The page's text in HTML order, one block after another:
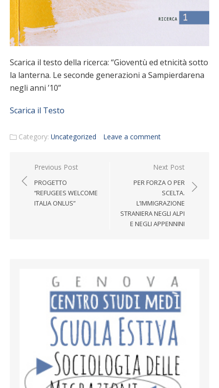
Scarica il testo della ricerca: “Gioventù ed etnicità sotto
la lanterna. Le seconde generazioni a Sampierdarena
negli anni ’10”
Scarica il Testo
Category: Uncategorized Leave a comment
Post navigation
Previous Post
PROGETTO
“REFUGEES WELCOME
ITALIA ONLUS”
Next Post
PER FORZA O PER
SCELTA.
L’IMMIGRAZIONE
STRANIERA NEGLI ALPI
E NEGLI APPENNINI